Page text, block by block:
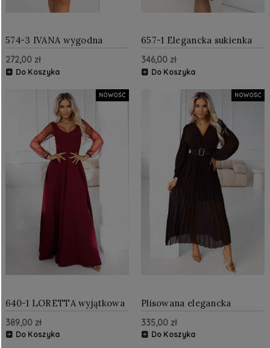
574-3 IVANA wygodna
trapezowa sukienka z
dekoltem i długim
rękawkiem - czarna
272,00 zł
Do Koszyka
657-1 Elegancka sukienka
midi z kopertowym
dekoltem i tiulowymi
rękawami - czarna
346,00 zł
Do Koszyka
640-1 LORETTA wyjątkowa
długa sukienka z tiulowymi
rękawkami i dekoltem -
bordowa
389,00 zł
Do Koszyka
NOWOŚĆ
Plisowana elegancka
sukienka midi z paskiem i
dekoltem Czekoladowa
335,00 zł
Do Koszyka
NOWOŚĆ